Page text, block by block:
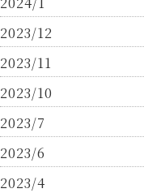
2023/12
2023/11
2023/10
2023/7
2023/6
2023/4